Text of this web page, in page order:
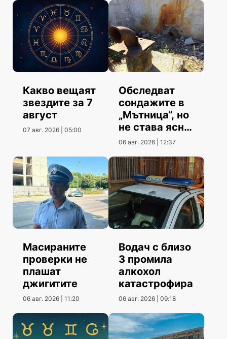
Какво вещаят
звездите за 7
август
07 авг. 2026 | 05:00
Обследват
сондажите в
„Мътница“, но
не става ясно
кога
06 авг. 2026 | 12:37
Масираните
проверки не
плашат
джигитите
06 авг. 2026 | 11:20
Водач с близо
3 промила
алкохол
катастрофира
06 авг. 2026 | 09:18